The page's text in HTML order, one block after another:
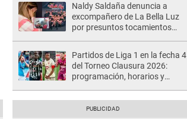
Naldy Saldaña denuncia a
excompañero de La Bella Luz
por presuntos tocamientos
Partidos de Liga 1 en la fecha 4
del Torneo Clausura 2026:
programación, horarios y